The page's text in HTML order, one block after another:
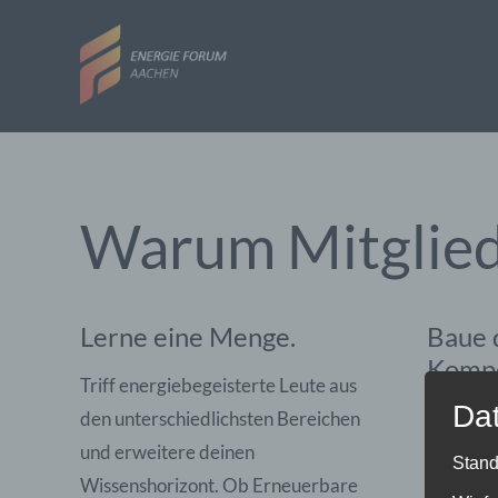
Warum
Lerne eine Menge.
Triff energiebegeisterte Leute aus
den unterschiedlichsten Bereichen
und erweitere deinen
Wissenshorizont. Ob Erneuerbare
Baue
Die